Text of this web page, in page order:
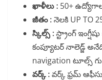
ఖాళీలు : 50+
జీతం :నెలకి UP TO
స్కిల్స్ :స్ట్రాంగ్
కంప్యూటర్ నాలెడ్జ్
navigation టూల్స్
వర్క్ :వర్క్ ఫ్రమ్